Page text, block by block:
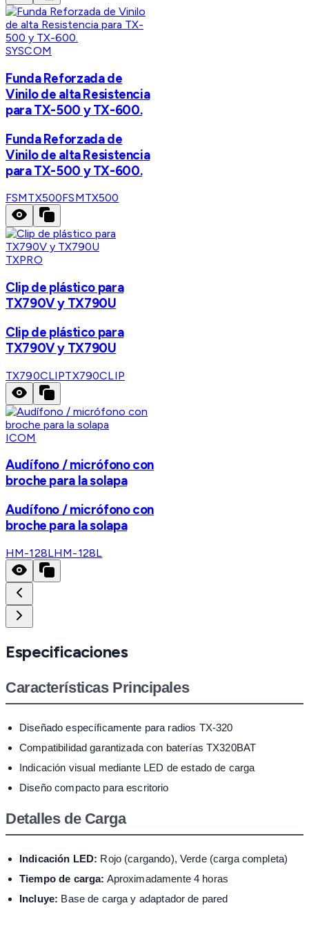
SYSCOM
Funda Reforzada de
Vinilo de alta Resistencia
para TX-500 y TX-600.
Funda Reforzada de
Vinilo de alta Resistencia
para TX-500 y TX-600.
FSMTX500FSMTX500
TXPRO
Clip de plástico para
TX790V y TX790U
Clip de plástico para
TX790V y TX790U
TX790CLIPTX790CLIP
ICOM
Audífono / micrófono con
broche para la solapa
Audífono / micrófono con
broche para la solapa
HM-128LHM-128L
Especificaciones
Características Principales
Diseñado específicamente para radios TX-320
Compatibilidad garantizada con baterías TX320BAT
Indicación visual mediante LED de estado de carga
Diseño compacto para escritorio
Detalles de Carga
Indicación LED: Rojo (cargando), Verde (carga completa)
Tiempo de carga: Aproximadamente 4 horas
Incluye: Base de carga y adaptador de pared